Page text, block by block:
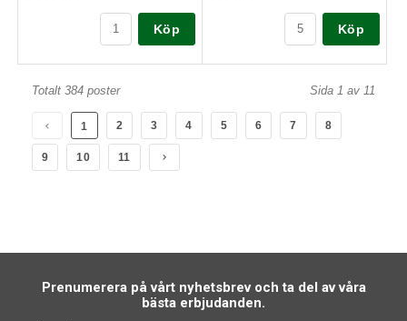
Köp Köp
Totalt 384 poster Sida 1 av 11
1 2 3 4 5 6 7 8
9 10 11
Prenumerera på vårt nyhetsbrev och ta del av våra
bästa erbjudanden.